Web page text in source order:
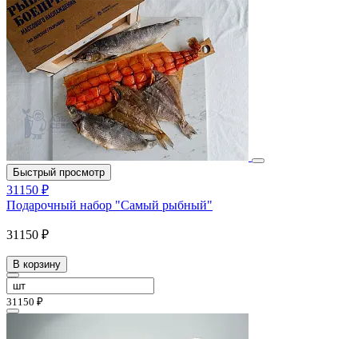
Быстрый просмотр
31150 ₽
Подарочный набор "Самый рыбный"
31150 ₽
В корзину
31150 ₽